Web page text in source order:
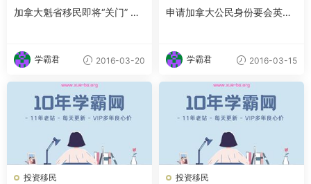
加拿大魁省移民即将“关门” 专
学霸君 2016-03-20
申请加拿大公民身份要会英法
学霸君 2016-03-15
投资移民 投资移民